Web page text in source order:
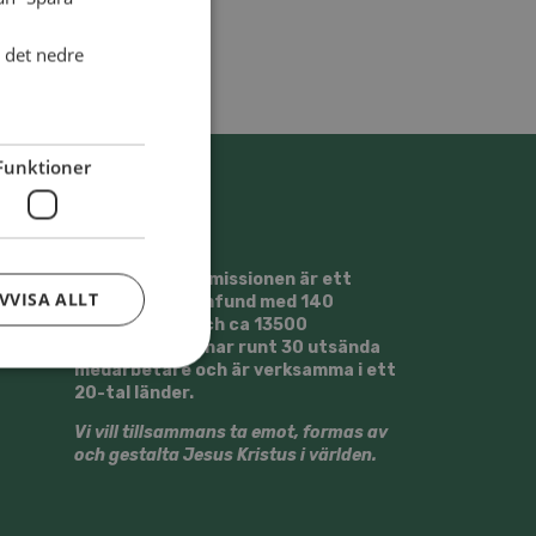
Svenska Alliansmissionen är ett
kristet trossamfund med 140
församlingar och ca 13500
medlemmar. Vi har runt 30 utsända
medarbetare och är verksamma i ett
20-tal länder.
Vi vill tillsammans ta emot, formas av
och gestalta Jesus Kristus i världen.
nedre
ALLT